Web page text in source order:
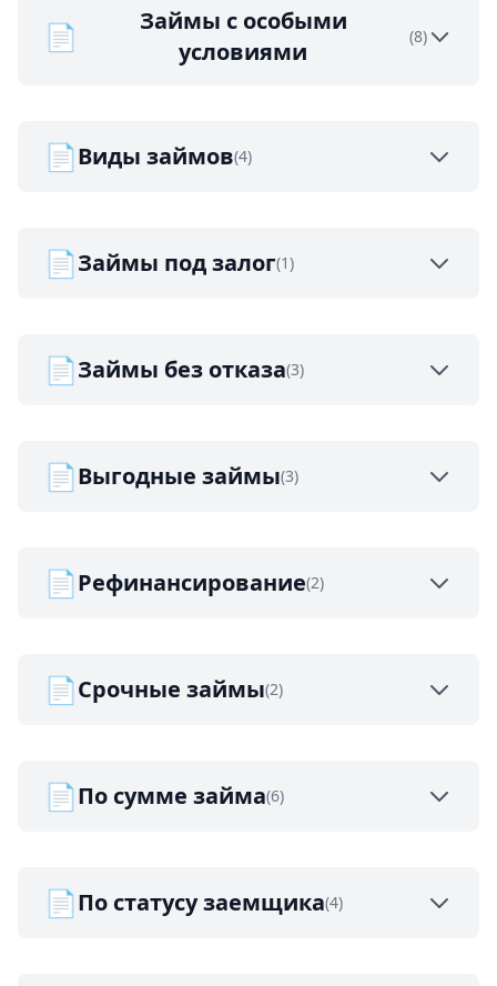
📄
Займы с особыми
условиями
(8)
📄Виды займов(4)
📄Займы под залог(1)
📄Займы без отказа(3)
📄Выгодные займы(3)
📄Рефинансирование(2)
📄Срочные займы(2)
📄По сумме займа(6)
📄По статусу заемщика(4)